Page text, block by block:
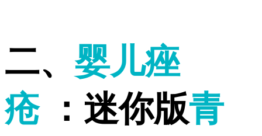
️二、婴儿痤
疮
：迷你版青